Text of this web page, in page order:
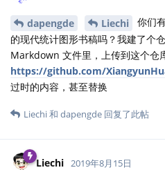
dapengde Liechi 你们
的现代统计图形书稿吗？我建了个
Markdown 文件里，上传到这个仓
https://github.com/
过时的内容，甚至替换
Liechi和 dapengde 回复了此帖
Liechi 2019年8月15日